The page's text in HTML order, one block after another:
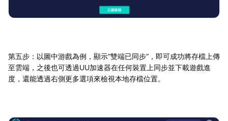
第五步：以圖中游戲為例，顯示“雙端已同步”，即可成功將存檔上傳
至雲端，之後也可透過UU加速器在任何裝置上同步並下載遊戲進
度，還能透過右側更多選項來檢視本地存檔位置。